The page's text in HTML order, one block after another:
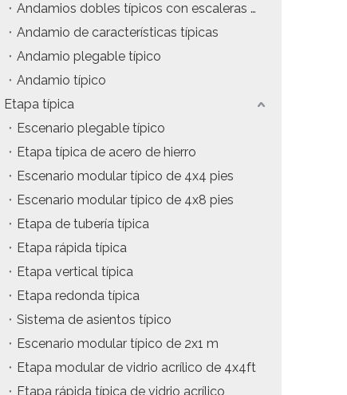
Precio del estuche de vuelo
Precio de la maquinaria de escenario
Precio de la carpa para eventos
Precio del andamio de aluminio
producto tipico
Andamios dobles típicos con escaleras de inclinación
Andamio de características típicas
Andamio plegable típico
Andamio típico
Etapa típica
Escenario plegable típico
Etapa típica de acero de hierro
Escenario modular típico de 4x4 pies
Escenario modular típico de 4x8 pies
Etapa de tubería típica
Etapa rápida típica
Etapa vertical típica
Etapa redonda típica
Sistema de asientos típico
Escenario modular típico de 2x1 m
Etapa modular de vidrio acrílico de 4x4ft
Etapa rápida típica de vidrio acrílico